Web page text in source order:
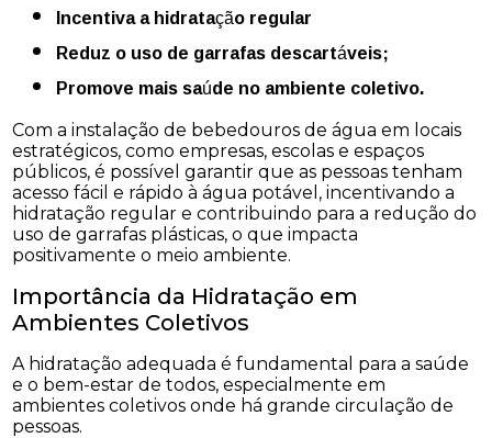
Incentiva a hidratação regular
Reduz o uso de garrafas descartáveis;
Promove mais saúde no ambiente coletivo.
Com a instalação de bebedouros de água em locais
estratégicos, como empresas, escolas e espaços
públicos, é possível garantir que as pessoas tenham
acesso fácil e rápido à água potável, incentivando a
hidratação regular e contribuindo para a redução do
uso de garrafas plásticas, o que impacta
positivamente o meio ambiente.
Importância da Hidratação em
Ambientes Coletivos
A hidratação adequada é fundamental para a saúde
e o bem-estar de todos, especialmente em
ambientes coletivos onde há grande circulação de
pessoas.